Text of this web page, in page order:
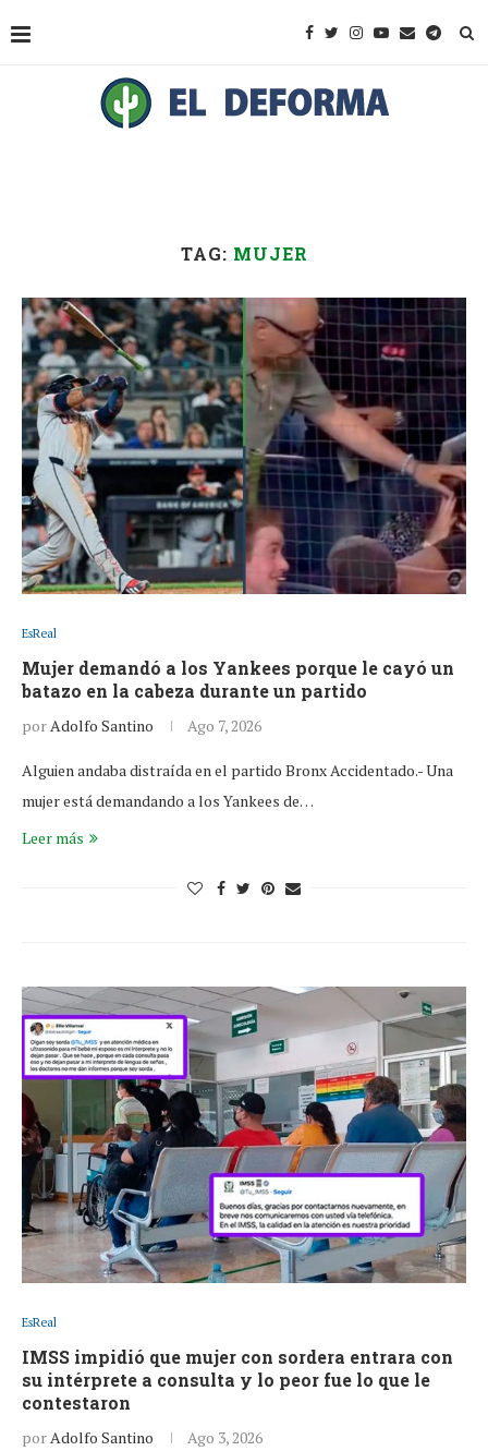
TAG: MUJER
EsReal
Mujer demandó a los Yankees porque le cayó un
batazo en la cabeza durante un partido
porAdolfo Santino Ago 7, 2026
Alguien andaba distraída en el partido Bronx Accidentado.- Una
mujer está demandando a los Yankees de…
Leer más
EsReal
IMSS impidió que mujer con sordera entrara con
su intérprete a consulta y lo peor fue lo que le
contestaron
porAdolfo Santino Ago 3, 2026